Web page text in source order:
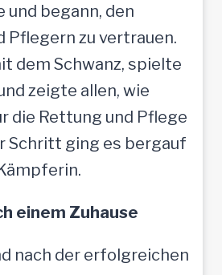
begann, den
Pflegern zu vertrauen.
dem Schwanz, spielte
zeigte allen, wie
die Rettung und Pflege
Schritt ging es bergauf
einem Zuhause
nach der erfolgreichen